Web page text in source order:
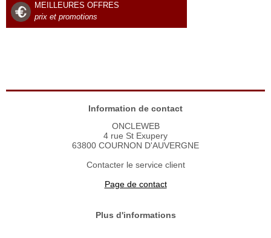
MEILLEURES OFFRES
prix et promotions
Information de contact
ONCLEWEB
4 rue St Exupery
63800 COURNON D'AUVERGNE
Contacter le service client
Page de contact
Plus d'informations